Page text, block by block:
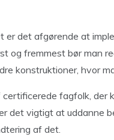
er det afgørende at
og fremmest bør man
konstruktioner, hvor
fagfolk, der
det vigtigt at uddanne
af det.